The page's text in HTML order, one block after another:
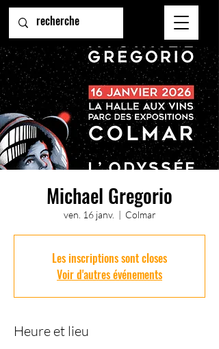
Michael Gregorio
ven. 16 janv.
  |
Colmar
Les inscriptions sont closes
Voir d'autres événements
Heure et lieu